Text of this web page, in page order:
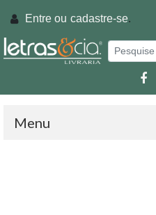
Entre ou cadastre-se.
Menu